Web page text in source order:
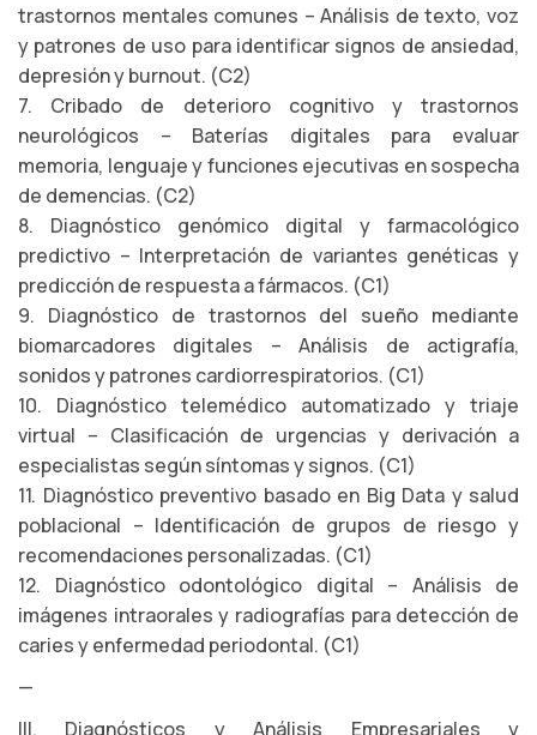
trastornos mentales comunes – Análisis de texto, voz
y patrones de uso para identificar signos de ansiedad,
depresión y burnout. (C2)
7. Cribado de deterioro cognitivo y trastornos
neurológicos – Baterías digitales para evaluar
memoria, lenguaje y funciones ejecutivas en sospecha
de demencias. (C2)
8. Diagnóstico genómico digital y farmacológico
predictivo – Interpretación de variantes genéticas y
predicción de respuesta a fármacos. (C1)
9. Diagnóstico de trastornos del sueño mediante
biomarcadores digitales – Análisis de actigrafía,
sonidos y patrones cardiorrespiratorios. (C1)
10. Diagnóstico telemédico automatizado y triaje
virtual – Clasificación de urgencias y derivación a
especialistas según síntomas y signos. (C1)
11. Diagnóstico preventivo basado en Big Data y salud
poblacional – Identificación de grupos de riesgo y
recomendaciones personalizadas. (C1)
12. Diagnóstico odontológico digital – Análisis de
imágenes intraorales y radiografías para detección de
caries y enfermedad periodontal. (C1)
—
III. Diagnósticos y Análisis Empresariales y